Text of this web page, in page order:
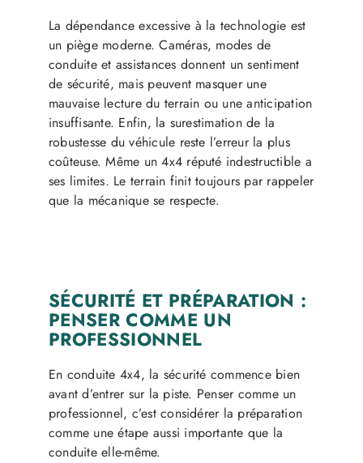
La dépendance excessive à la technologie est
un piège moderne. Caméras, modes de
conduite et assistances donnent un sentiment
de sécurité, mais peuvent masquer une
mauvaise lecture du terrain ou une anticipation
insuffisante. Enfin, la surestimation de la
robustesse du véhicule reste l’erreur la plus
coûteuse. Même un 4x4 réputé indestructible a
ses limites. Le terrain finit toujours par rappeler
que la mécanique se respecte.
SÉCURITÉ ET PRÉPARATION :
PENSER COMME UN
PROFESSIONNEL
En conduite 4x4, la sécurité commence bien
avant d’entrer sur la piste. Penser comme un
professionnel, c’est considérer la préparation
comme une étape aussi importante que la
conduite elle-même.